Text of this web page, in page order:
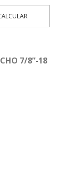
7/8”-18